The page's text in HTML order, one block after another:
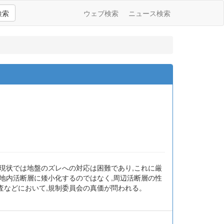
索 ウェブ検索 ニュース検索
状では地盤のズレへの対応は困難であり,これに厳
内活断層に矮小化するのではなく,周辺活断層の性
どにおいて,規制委員会の真価が問われる。